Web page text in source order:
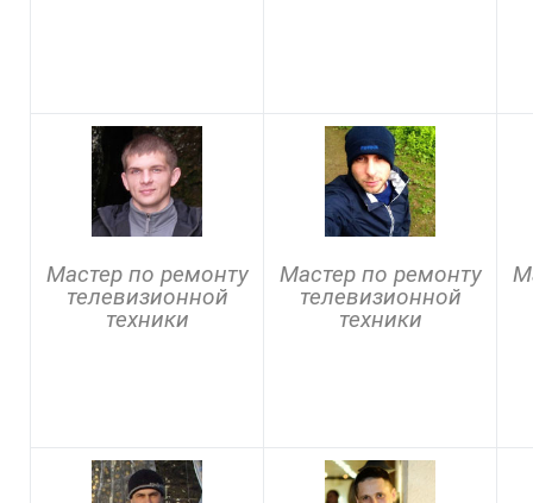
Мастер по ремонту
телевизионной
техники
Мастер по ремонту
телевизионной
техники